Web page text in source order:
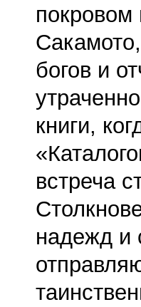
покровом
богов и
книги,
встреча
надежд и